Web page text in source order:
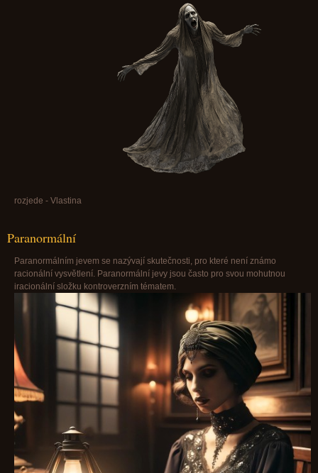
rozjede - Vlastina
Paranormální
Paranormálním jevem se nazývají skutečnosti, pro které není známo
racionální vysvětlení. Paranormální jevy jsou často pro svou mohutnou
iracionální složku kontroverzním tématem.